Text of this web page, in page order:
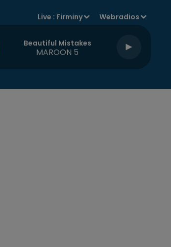
Live : Firminy Webradios
Beautiful Mistakes
MAROON 5